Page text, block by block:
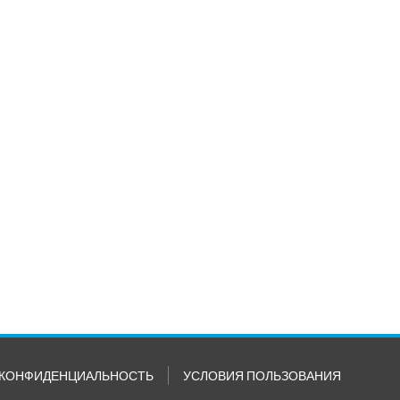
КОНФИДЕНЦИАЛЬНОСТЬ УСЛОВИЯ ПОЛЬЗОВАНИЯ